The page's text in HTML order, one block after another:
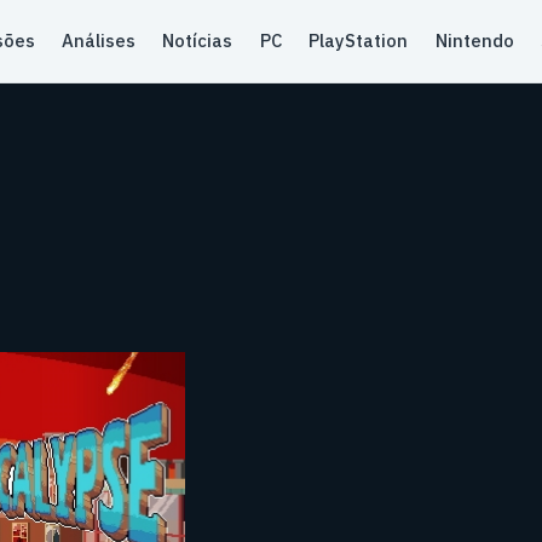
Análises Notícias PC PlayStation Nintendo